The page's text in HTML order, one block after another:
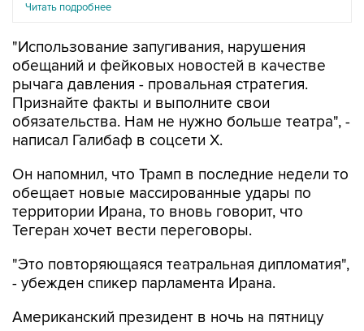
Читать подробнее
"Использование запугивания, нарушения
обещаний и фейковых новостей в качестве
рычага давления - провальная стратегия.
Признайте факты и выполните свои
обязательства. Нам не нужно больше театра", -
написал Галибаф в соцсети X.
Он напомнил, что Трамп в последние недели то
обещает новые массированные удары по
территории Ирана, то вновь говорит, что
Тегеран хочет вести переговоры.
"Это повторяющаяся театральная дипломатия",
- убежден спикер парламента Ирана.
Американский президент в ночь на пятницу